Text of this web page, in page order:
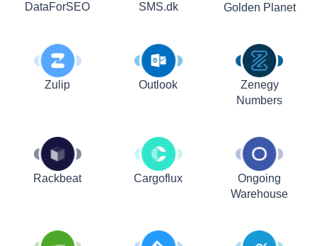
DataForSEO SMS.dk Golden Planet
Zulip Outlook
Zenegy
Numbers
Rackbeat Cargoflux
Ongoing
Warehouse